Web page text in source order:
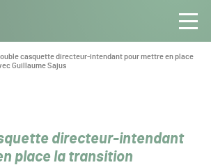
casquette directeur-intendant pour mettre en place
Guillaume Sajus
directeur-intendant
place la transition